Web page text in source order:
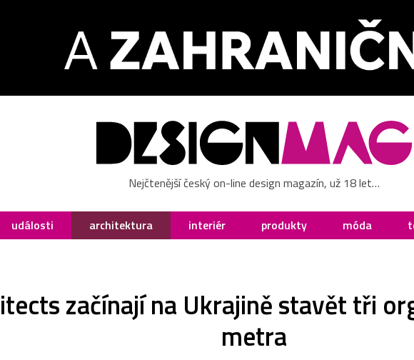
Nejčtenější český on-line design magazín, už 18 let…
události architektura interiér produkty móda
začínají na Ukrajině stavět tři
metra